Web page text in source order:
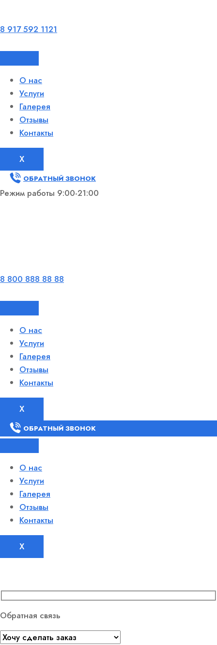
8 917 592 1121
О нас
Услуги
Галерея
Отзывы
Контакты
X
ОБРАТНЫЙ ЗВОНОК
Режим работы 9:00-21:00
8 800 888 88 88
О нас
Услуги
Галерея
Отзывы
Контакты
X
ОБРАТНЫЙ ЗВОНОК
О нас
Услуги
Галерея
Отзывы
Контакты
X
Обратная связь